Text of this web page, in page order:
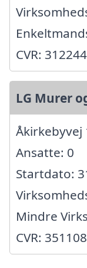
CVR:
LG Murer
Åkirkebyvej
Ansatte: 0
Startdato:
Mindre
CVR: